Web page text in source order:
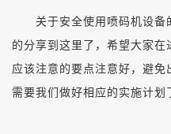
关于安全使用喷码机设备
的分享到这里了，希望大家
应该注意的要点注意好，避
需要我们做好相应的实施计划